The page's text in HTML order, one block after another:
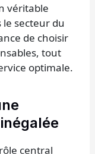
véritable
secteur du
de choisir
tout
optimale.
central